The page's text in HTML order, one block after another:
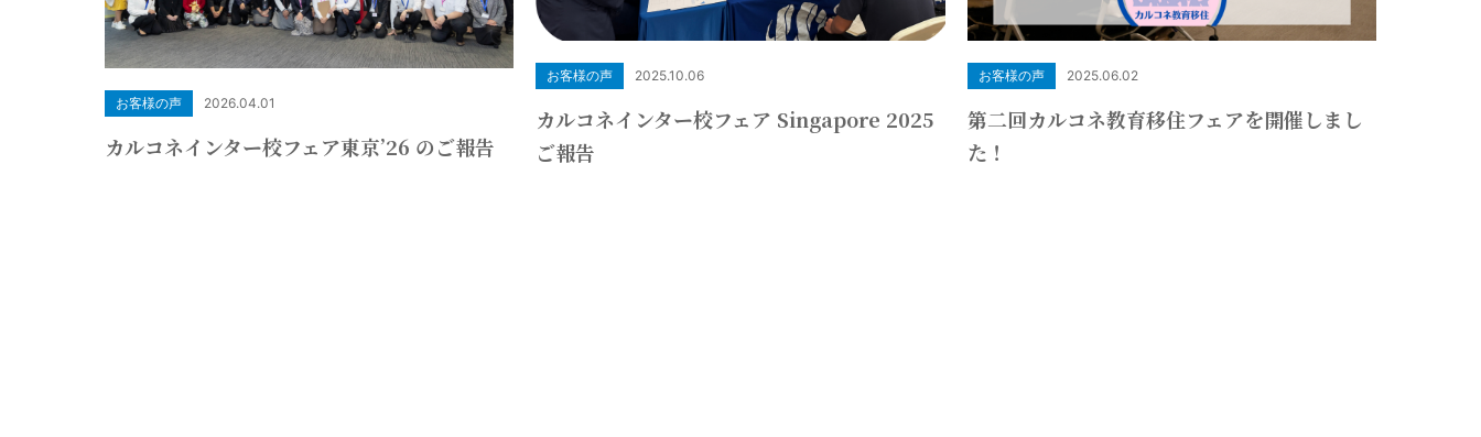
お客様の声 2026.04.01
カルコネインター校フェア東京’26 のご報告
お客様の声 2025.10.06
カルコネインター校フェア Singapore 2025
ご報告
お客様の声 2025.06.02
第二回カルコネ教育移住フェアを開催しまし
た！